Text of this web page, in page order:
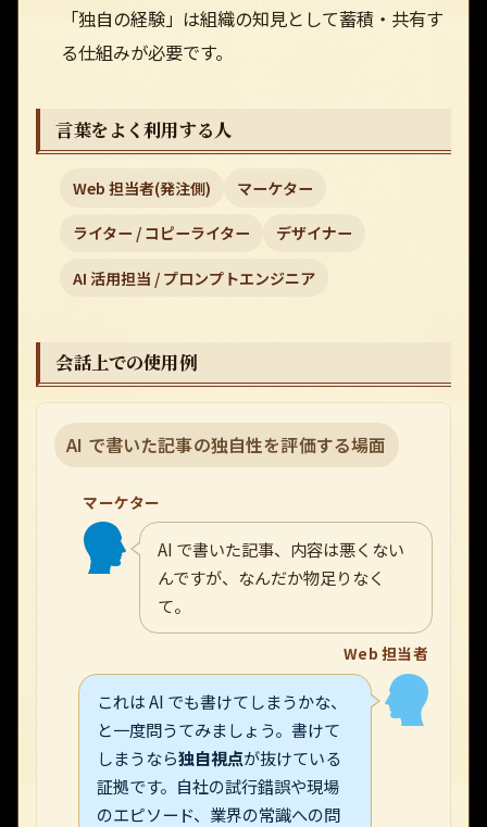
「独自の経験」は組織の知見として蓄積・共有す
る仕組みが必要です。
言葉をよく利用する人
Web 担当者(発注側) マーケター
ライター / コピーライター デザイナー
AI 活用担当 / プロンプトエンジニア
会話上での使用例
AI で書いた記事の独自性を評価する場面
マーケター
AI で書いた記事、内容は悪くない
んですが、なんだか物足りなく
て。
Web 担当者
これは AI でも書けてしまうかな、
と一度問うてみましょう。書けて
しまうなら独自視点が抜けている
証拠です。自社の試行錯誤や現場
のエピソード、業界の常識への問